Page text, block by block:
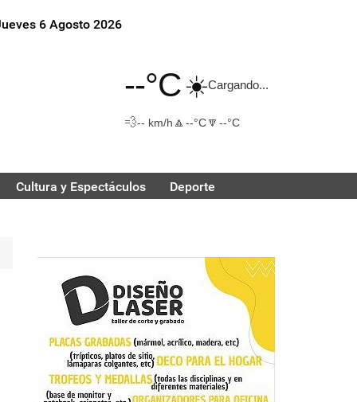
6 Agosto 2026
--°C☀️Cargando...
💨-- km/h 🔼 --°C🔽 --°C
Cultura y Espectáculos Deporte